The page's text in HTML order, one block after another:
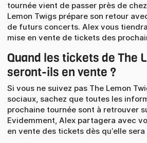
tournée vient de passer près de
Lemon Twigs prépare son retour
de futurs concerts. Alex vous
mise en vente de tickets des
Quand les tickets de The Lemon Twigs
seront-ils en vente ?
Si vous ne suivez pas The Lemon
sociaux, sachez que toutes les
prochaine tournée sont à retrouver
Evidemment, Alex partagera avec
en vente des tickets dès qu’elle sera